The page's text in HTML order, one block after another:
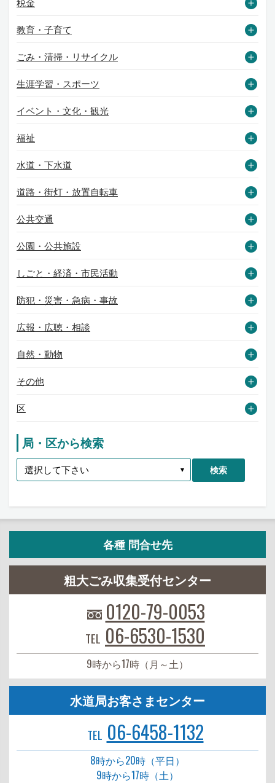
教育・子育て
ごみ・清掃・リサイクル
生涯学習・スポーツ
イベント・文化・観光
福祉
水道・下水道
道路・街灯・放置自転車
公共交通
公園・公共施設
しごと・経済・市民活動
防犯・災害・急病・事故
広報・広聴・相談
自然・動物
その他
区
局・区から検索
検索
各種 問合せ先
粗大ごみ収集受付センター
0120-79-0053
TEL 06-6530-1530
9時から17時（月～土）
水道局お客さまセンター
TEL 06-6458-1132
8時から20時（平日）
9時から17時（土）